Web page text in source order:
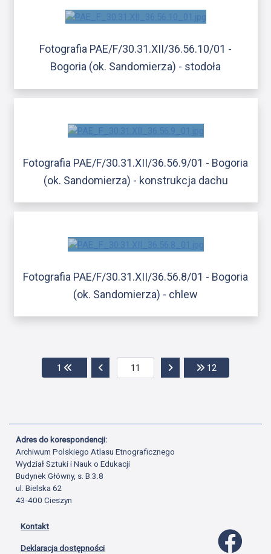
Fotografia PAE/F/30.31.XII/36.56.10/01 -
Bogoria (ok. Sandomierza) - stodoła
Fotografia PAE/F/30.31.XII/36.56.9/01 - Bogoria
(ok. Sandomierza) - konstrukcja dachu
Fotografia PAE/F/30.31.XII/36.56.8/01 - Bogoria
(ok. Sandomierza) - chlew
1 Przejdź do pierwszej strony
Przejdź do poprzedniej strony
Przejdź do następnej
12
Adres do korespondencji:
Archiwum Polskiego Atlasu Etnograficznego
Wydział Sztuki i Nauk o Edukacji
Budynek Główny, s. B.3.8
ul. Bielska 62
43-400 Cieszyn
Kontakt
Deklaracja dostępności